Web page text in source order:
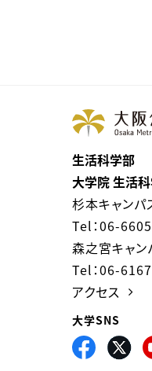
生活科学部
大学院 生活
杉本キャンパ
Tel：06-
森之宮キャン
Tel：06-
アクセス
大学SNS